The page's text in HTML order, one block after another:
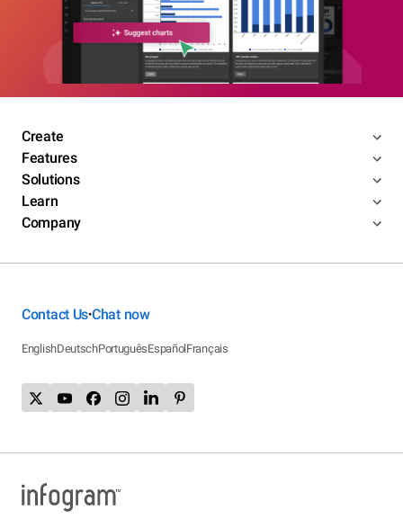
Create
Features
Solutions
Learn
Company
Contact Us•Chat now
EnglishDeutschPortuguêsEspañolFrançais